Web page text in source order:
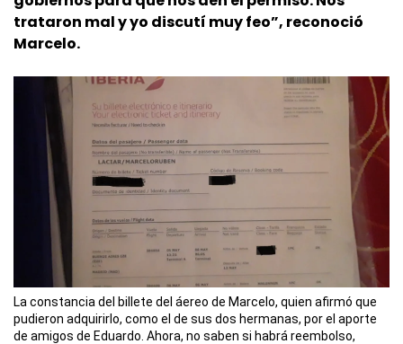
trataron mal y yo discutí muy feo”, reconoció
Marcelo.
La constancia del billete del áereo de Marcelo, quien afirmó que
pudieron adquirirlo, como el de sus dos hermanas, por el aporte
de amigos de Eduardo. Ahora, no saben si habrá reembolso,